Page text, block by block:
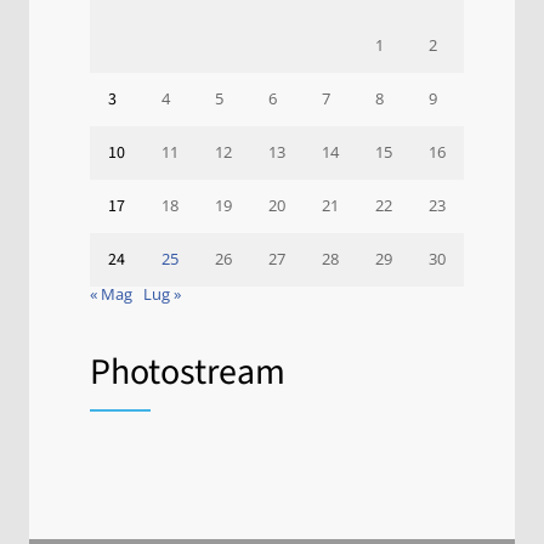
1 2
3 4 5 6 7 8 9
10 11 12 13 14 15 16
17 18 19 20 21 22 23
24 25 26 27 28 29
30
« Mag Lug »
Photostream